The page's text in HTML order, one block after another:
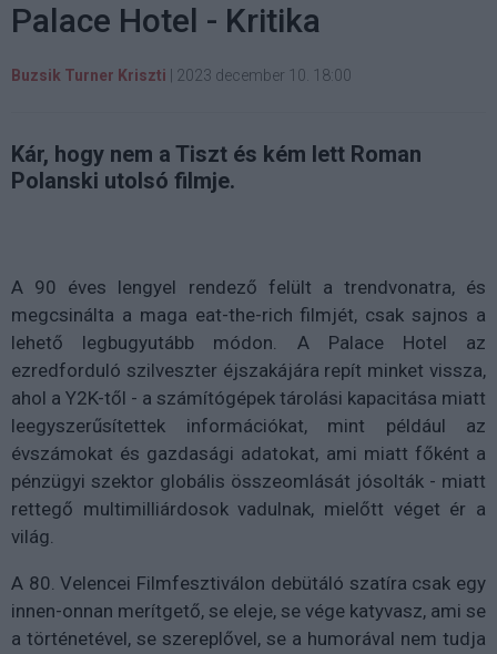
Palace Hotel - Kritika
Buzsik Turner Kriszti 2023 december 10. 18:00
Kár, hogy nem a Tiszt és kém lett Roman
Polanski utolsó filmje.
A 90 éves lengyel rendező felült a trendvonatra, és
megcsinálta a maga eat-the-rich filmjét, csak sajnos a
lehető legbugyutább módon. A Palace Hotel az
ezredforduló szilveszter éjszakájára repít minket vissza,
ahol a Y2K-től - a számítógépek tárolási kapacitása miatt
leegyszerűsítettek információkat, mint például az
évszámokat és gazdasági adatokat, ami miatt főként a
pénzügyi szektor globális összeomlását jósolták - miatt
rettegő multimilliárdosok vadulnak, mielőtt véget ér a
világ.
A 80. Velencei Filmfesztiválon debütáló szatíra csak egy
innen-onnan merítgető, se eleje, se vége katyvasz, ami se
a történetével, se szereplővel, se a humorával nem tudja